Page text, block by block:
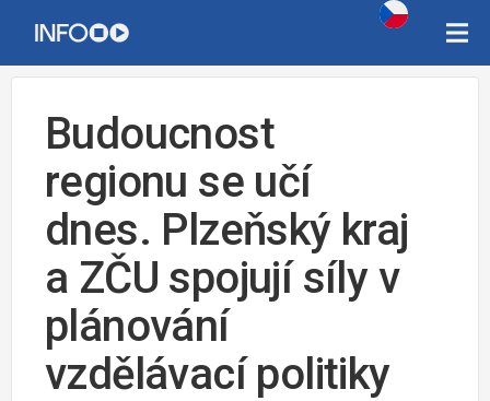
Budoucnost
regionu se učí
dnes. Plzeňský kraj
a ZČU spojují síly v
plánování
vzdělávací politiky